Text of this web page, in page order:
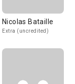
Nicolas Bataille
Extra (uncredited)